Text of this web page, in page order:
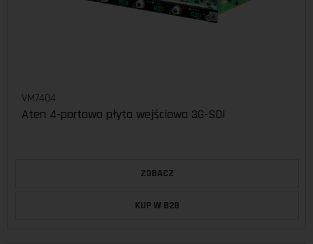
VM7404
Aten 4-portowa płyta wejściowa 3G-SDI
ZOBACZ
KUP W B2B